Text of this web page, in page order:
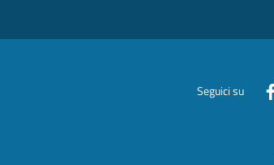
Seguici su